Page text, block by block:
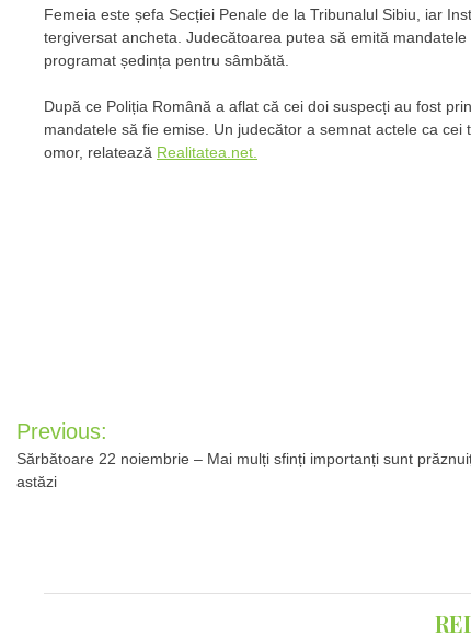
Femeia este șefa Secției Penale de la Tribunalul Sibiu, iar
tergiversat ancheta. Judecătoarea putea să emită
programat ședința pentru sâmbătă.
După ce Poliția Română a aflat că cei doi suspecți au fost
mandatele să fie emise. Un judecător a semnat actele ca
omor, relatează Realitatea.net.
Post
navigation
Previous:
Sărbătoare 22 noiembrie – Mai mulți sfinți importanți sunt
astăzi